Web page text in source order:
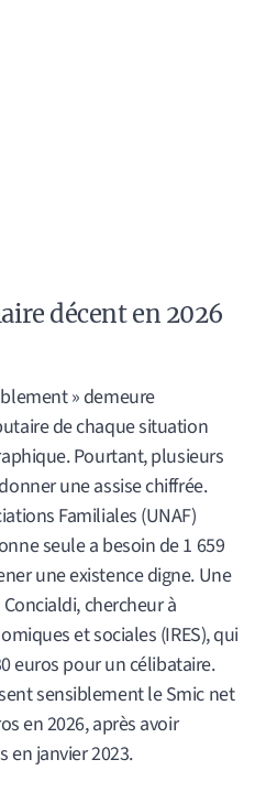
décent en 2026
» demeure
de chaque situation
Pourtant, plusieurs
une assise chiffrée.
Familiales (UNAF)
seule a besoin de 1 659
une existence digne. Une
chercheur à
et sociales (IRES), qui
euros pour un célibataire.
sensiblement le Smic net
en 2026, après avoir
en janvier 2023.